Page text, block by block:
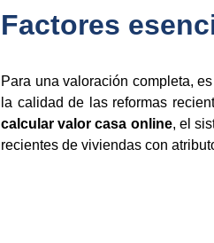
Factores
Para una valoración completa,
la calidad de las reformas
calcular valor casa online, el
recientes de viviendas con